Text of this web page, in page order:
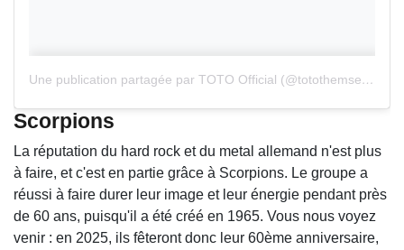
Une publication partagée par TOTO Official (@totothemselves)
Scorpions
La réputation du hard rock et du metal allemand n'est plus
à faire, et c'est en partie grâce à Scorpions. Le groupe a
réussi à faire durer leur image et leur énergie pendant près
de 60 ans, puisqu'il a été créé en 1965. Vous nous voyez
venir : en 2025, ils fêteront donc leur 60ème anniversaire,